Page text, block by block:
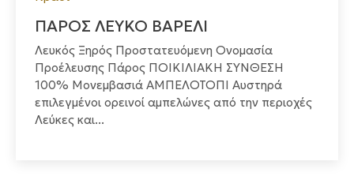
ΠΑΡΟΣ ΛΕΥΚΟ ΒΑΡΕΛΙ
Λευκός Ξηρός Προστατευόμενη Ονομασία
Προέλευσης Πάρος ΠΟΙΚΙΛΙΑΚΗ ΣΥΝΘΕΣΗ
100% Μονεμβασιά ΑΜΠΕΛΟΤΟΠΙ Αυστηρά
επιλεγμένοι ορεινοί αμπελώνες από την περιοχές
Λεύκες και...